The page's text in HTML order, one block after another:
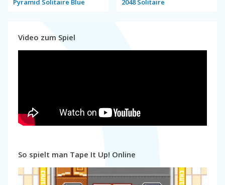
Pyramid Solitaire Blue 2048 Solitaire
Video zum Spiel
So spielt man Tape It Up! Online